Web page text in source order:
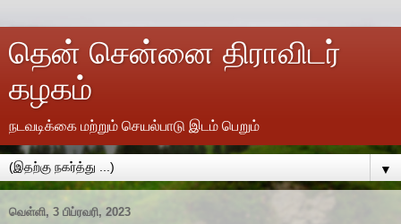
தென் சென்னை திராவிடர்
கழகம்
நடவடிக்கை மற்றும் செயல்பாடு இடம் பெறும்
▼
வெள்ளி, 3 பிப்ரவரி, 2023